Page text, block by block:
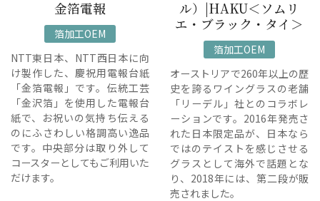
金箔電報
箔加工OEM
NTT東日本、NTT西日本に向
け製作した、慶祝用電報台紙
「金箔電報」です。伝統工芸
「金沢箔」を使用した電報台
紙で、お祝いの気持ち伝える
のにふさわしい格調高い逸品
です。中央部分は取り外して
コースターとしてもご利用いた
だけます。
ル）|HAKU＜ソムリ
エ・ブラック・タイ＞
箔加工OEM
オーストリアで260年以上の歴
史を誇るワイングラスの老舗
「リーデル」社とのコラボレ
ーションです。2016年発売さ
れた日本限定品が、日本なら
ではのテイストを感じさせる
グラスとして海外で話題とな
り、2018年には、第二段が販
売されました。